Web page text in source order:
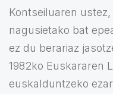
Kontseiluaren
nagusietako bat
ez du berariaz
1982ko Euskararen
euskalduntzeko